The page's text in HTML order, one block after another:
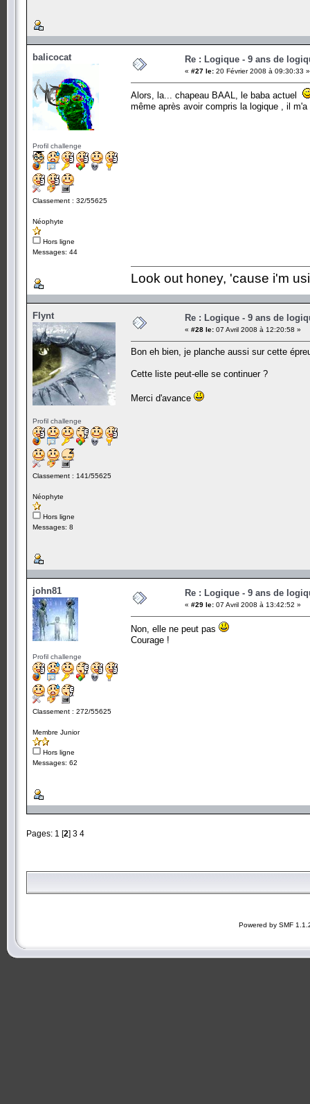
balicocat
Profil challenge
Classement : 32/55625
Néophyte
Hors ligne
Messages: 44
Re : Logique - 9 ans de
« #27 le: 20 Février 2008 à 09:30:33 »
Alors, la... chapeau BAAL, le baba actuel
même après avoir compris la logique , il
Look out honey, 'cause i'm
Flynt
Profil challenge
Classement : 141/55625
Néophyte
Hors ligne
Messages: 8
Re : Logique - 9 ans de
« #28 le: 07 Avril 2008 à 12:20:58 »
Bon eh bien, je planche aussi sur cette
Cette liste peut-elle se continuer ?
Merci d'avance
john81
Profil challenge
Classement : 272/55625
Membre Junior
Hors ligne
Messages: 62
Re : Logique - 9 ans de
« #29 le: 07 Avril 2008 à 13:42:52 »
Non, elle ne peut pas
Courage !
Pages: 1 [2] 3 4
Powered by SMF